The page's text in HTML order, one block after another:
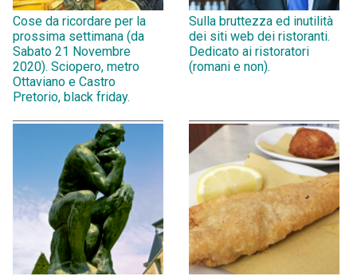
Cose da ricordare per la
prossima settimana (da
Sabato 21 Novembre
2020). Sciopero, metro
Ottaviano e Castro
Pretorio, black friday.
Sulla bruttezza ed inutilità
dei siti web dei ristoranti.
Dedicato ai ristoratori
(romani e non).